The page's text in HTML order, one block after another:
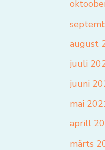
august
juuli
juuni
mai
aprill
märts